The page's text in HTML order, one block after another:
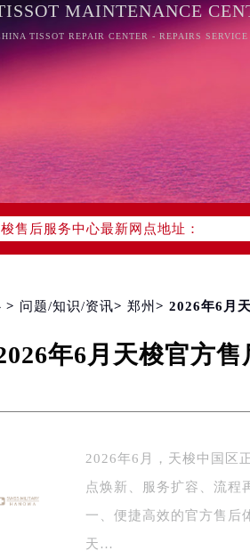
MAINTENANCE
TISSOT REPAIR CENTER - REPAIRS SERVICE
中国区售后服务网络优化升级公告
全国官方售后客户服务热线：400-
一服务热线400-801-5061，服务覆
售后服务中心最新网点地址：
国门外大街甲6号华熙国际中心写字
峰道136号天津国际金融中心写字楼
南京东路299号宏伊国际广场写字楼8
国展路29号星耀天地写字楼1号楼18
世纪大道5号盐城金融城写字楼1号楼
定东路399号置地商务中心东塔写字
> 问题/知识/资讯> 郑州 > 2026年6月
年6月天梭官方
2026年6月，天梭中国区
点焕新、服务扩容、流程
一、便捷高效的官方售后
天…